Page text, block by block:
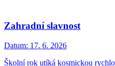
Zahradní slavnost
Datum: 17. 6. 2026
Školní rok utíká kosmickou